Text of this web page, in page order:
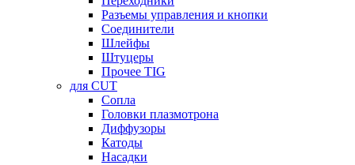
Разъемы управления и кнопки
Соединители
Шлейфы
Штуцеры
Прочее TIG
для CUT
Сопла
Головки плазмотрона
Диффузоры
Катоды
Насадки